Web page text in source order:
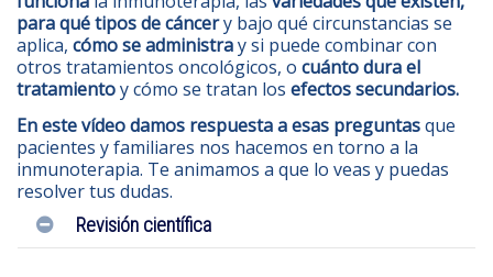
para qué tipos de cáncery bajo qué circunstancias se
aplica, cómo se administray si puede combinar con
otros tratamientos oncológicos, o cuánto dura el
tratamientoy cómo se tratan los efectos secundarios.
En este vídeo damos respuesta a esas preguntasque
pacientes y familiares nos hacemos en torno a la
inmunoterapia. Te animamos a que lo veas y puedas
resolver tus dudas.
Revisión científica